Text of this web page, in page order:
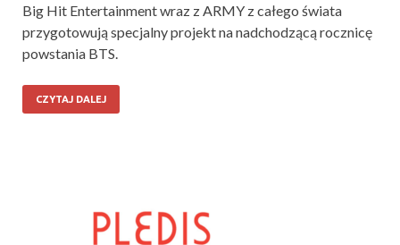
Big Hit Entertainment wraz z ARMY z całego świata
przygotowują specjalny projekt na nadchodzącą rocznicę
powstania BTS.
CZYTAJ DALEJ